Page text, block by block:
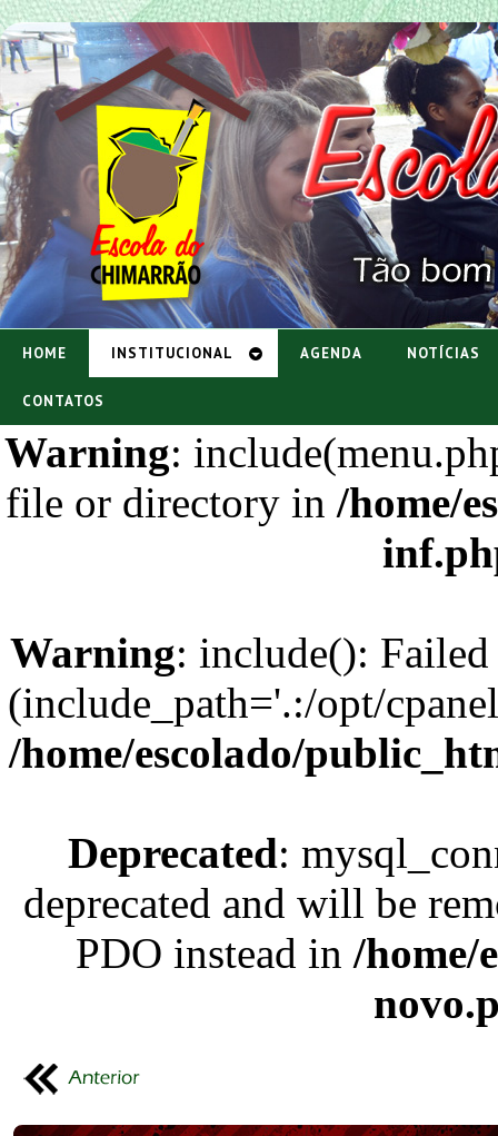
HOME INSTITUCIONAL AGENDA NOTÍCIAS
CONTATOS
Warning:
file or directory in /home/
Warning: include():
(include_path='.:/opt/
/home/escolado/
Deprecated:
deprecated and will be
PDO instead in /home/